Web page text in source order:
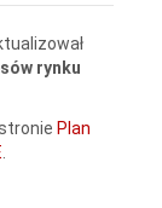
rynku
Plan